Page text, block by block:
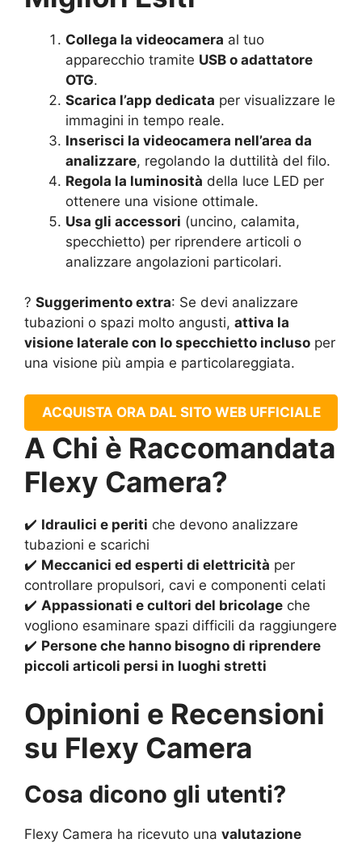
Collega la videocamera al tuo
apparecchio tramite USB o adattatore
OTG.
Scarica l’app dedicata per visualizzare le
immagini in tempo reale.
Inserisci la videocamera nell’area da
analizzare, regolando la duttilità del filo.
Regola la luminosità della luce LED per
ottenere una visione ottimale.
Usa gli accessori (uncino, calamita,
specchietto) per riprendere articoli o
analizzare angolazioni particolari.
? Suggerimento extra: Se devi analizzare
tubazioni o spazi molto angusti, attiva la
visione laterale con lo specchietto incluso per
una visione più ampia e particolareggiata.
ACQUISTA ORA DAL SITO WEB UFFICIALE
A Chi è Raccomandata
Flexy Camera?
✔️ Idraulici e periti che devono analizzare
tubazioni e scarichi
✔️ Meccanici ed esperti di elettricità per
controllare propulsori, cavi e componenti celati
✔️ Appassionati e cultori del bricolage che
vogliono esaminare spazi difficili da raggiungere
✔️ Persone che hanno bisogno di riprendere
piccoli articoli persi in luoghi stretti
Opinioni e Recensioni
su Flexy Camera
Cosa dicono gli utenti?
Flexy Camera ha ricevuto una valutazione